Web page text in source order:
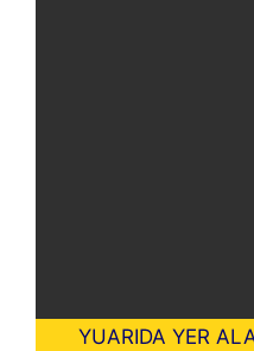
YUARIDA YER